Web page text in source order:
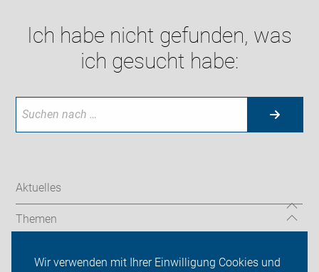
Wir verwenden mit Ihrer Einwilligung Cookies und
Ich habe nicht gefunden, was
ich gesucht habe:
Aktuelles
Themen